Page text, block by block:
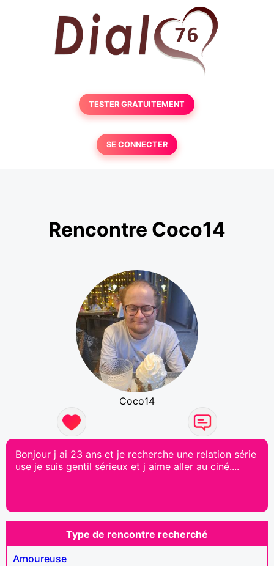
TESTER GRATUITEMENT
SE CONNECTER
Rencontre Coco14
Coco14
Bonjour j ai 23 ans et je recherche une relation série
use je suis gentil sérieux et j aime aller au ciné....
Type de rencontre recherché
Amoureuse